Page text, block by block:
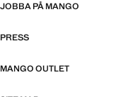
JOBBA PÅ MANGO
PRESS
MANGO OUTLET